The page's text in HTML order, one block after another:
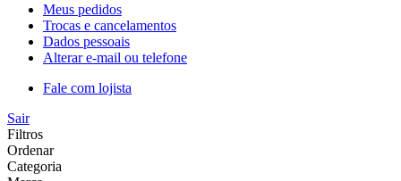
Meus pedidos
Trocas e cancelamentos
Dados pessoais
Alterar e-mail ou telefone
Fale com lojista
Sair
Filtros
Ordenar
Categoria